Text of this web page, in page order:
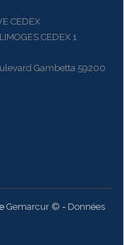
CEDEX
CEDEX 1
Gambetta 59200
Gemarcur © - Données